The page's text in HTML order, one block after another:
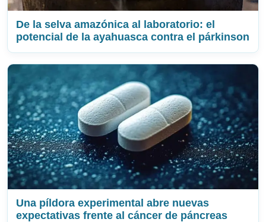
De la selva amazónica al laboratorio: el
potencial de la ayahuasca contra el párkinson
Una píldora experimental abre nuevas
expectativas frente al cáncer de páncreas